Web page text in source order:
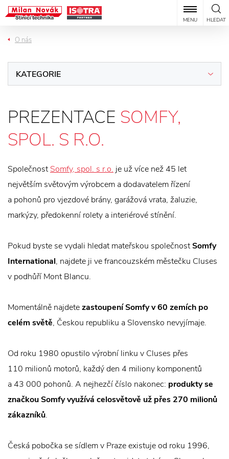
HLEDAT
MENU
O nás
KATEGORIE
PREZENTACE SOMFY,
SPOL. S R.O.
Společnost Somfy, spol. s r.o. je už více než 45 let
největším světovým výrobcem a dodavatelem řízení
a pohonů pro vjezdové brány, garážová vrata, žaluzie,
markýzy, předokenní rolety a interiérové stínění.
Pokud byste se vydali hledat mateřskou společnostSomfy
International, najdete ji ve francouzském městečku Cluses
v podhůří Mont Blancu.
Momentálně najdetezastoupení Somfy v 60 zemích po
celém světě, Českou republiku a Slovensko nevyjímaje.
Od roku 1980 opustilo výrobní linku v Cluses přes
110 milionů motorů, každý den 4 miliony komponentů
a 43 000 pohonů. A nejhezčí číslo nakonec: produkty se
značkou Somfy využívá celosvětově už přes 270 milionů
zákazníků.
Česká pobočka se sídlem v Praze existuje od roku 1996,